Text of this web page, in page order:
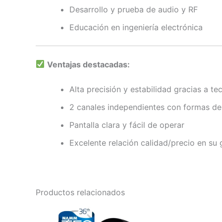
Desarrollo y prueba de audio y RF
Educación en ingeniería electrónica
Ventajas destacadas:
Alta precisión y estabilidad gracias a
2 canales independientes con formas
Pantalla clara y fácil de operar
Excelente relación calidad/precio en su
Productos relacionados